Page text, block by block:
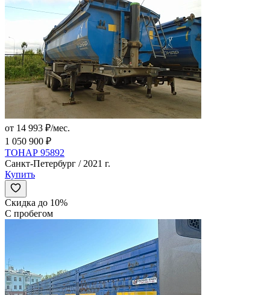
от 14 993 ₽/мес.
1 050 900 ₽
ТОНАР 95892
Санкт-Петербург / 2021 г.
Купить
Скидка до 10%
С пробегом